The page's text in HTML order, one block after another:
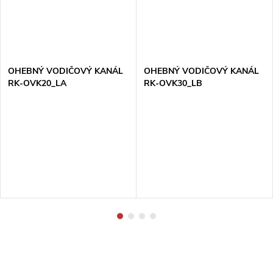
OHEBNÝ VODIČOVÝ KANÁL
RK-OVK20_LA
OHEBNÝ VODIČOVÝ KANÁL
RK-OVK30_LB